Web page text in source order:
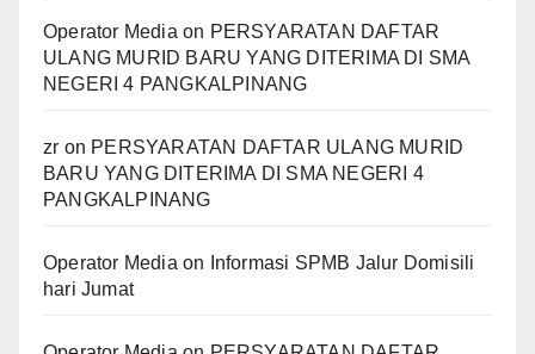
Operator Media on PERSYARATAN DAFTAR
ULANG MURID BARU YANG DITERIMA DI SMA
NEGERI 4 PANGKALPINANG
zr on PERSYARATAN DAFTAR ULANG MURID
BARU YANG DITERIMA DI SMA NEGERI 4
PANGKALPINANG
Operator Media on
Informasi SPMB Jalur Domisili
hari Jumat